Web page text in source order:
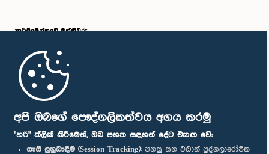
අපි ඔබගේ පෞද්ගලිකත්වය අගය කරමු
"හරි" ක්ලික් කිරීමෙන්, ඔබ පහත සඳහන් දේට එකඟ වේ:
සැසි ලුහුබැඳීම (Session Tracking): පහසු සහ වඩාත් පුද්ගලාරෝපිත
පාර්ලි‌මේන්තුවේ මන්ත්‍රීවරු
මුල් පිටුව
පාර්ලිමේන්තු ජංගම යෙදුම